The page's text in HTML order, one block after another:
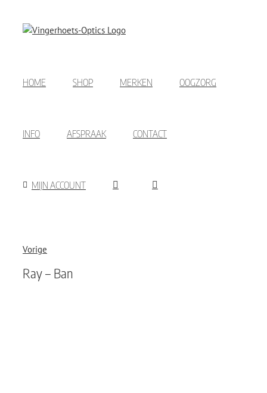
HOME SHOP MERKEN OOGZORG
INFO AFSPRAAK CONTACT
MIJN ACCOUNT
Vorige
Ray – Ban